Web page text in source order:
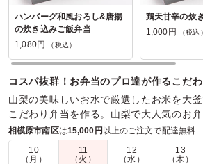
ハンバーグ和風おろし&唐揚
の炊き込みご飯弁当
1,080円
（税込）
鶏天甘辛の炊
1,000円
（税込）
コスパ抜群！お弁当のプロ達が作るこだ
山梨の美味しいお水で厳選したお米を大
こだわり弁当を作る。山梨で大人気のお
な農家から食材を調達し、多種多様なお弁
商品数： 締切日時： 2日前23:45 価格帯：
相模原市南区は15,000円 以上のご注文で配達無料
10
（月）
11
（火）
12
（水）
13
（木）